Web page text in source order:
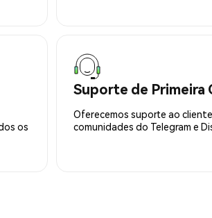
os
Suporte de Primeira
Oferecemos suporte ao
comunidades do Telegram e